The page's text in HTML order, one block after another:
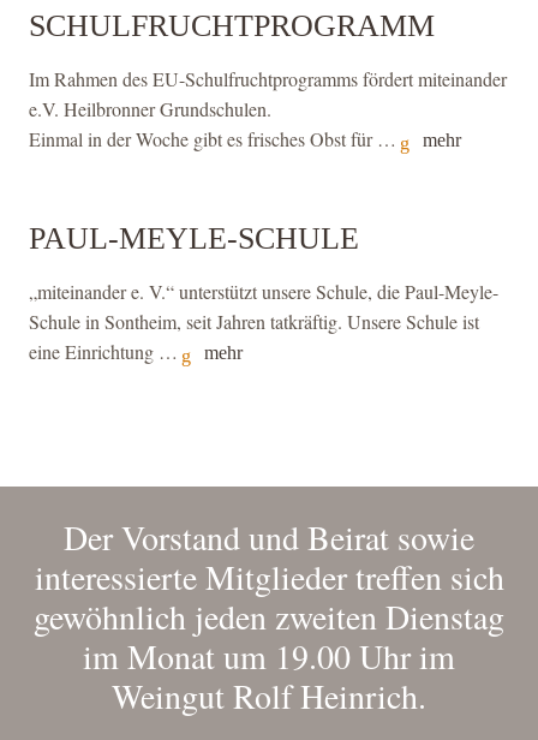
SCHULFRUCHTPROGRAMM
Im Rahmen des EU-Schulfruchtprogramms fördert miteinander
e.V. Heilbronner Grundschulen.
Einmal in der Woche gibt es frisches Obst für …
mehr
PAUL-MEYLE-SCHULE
„miteinander e. V.“ unterstützt unsere Schule, die Paul-Meyle-
Schule in Sontheim, seit Jahren tatkräftig. Unsere Schule ist
eine Einrichtung …
mehr
Der Vorstand und Beirat sowie
interessierte Mitglieder treffen sich
gewöhnlich jeden zweiten Dienstag
im Monat um 19.00 Uhr im
Weingut Rolf Heinrich.